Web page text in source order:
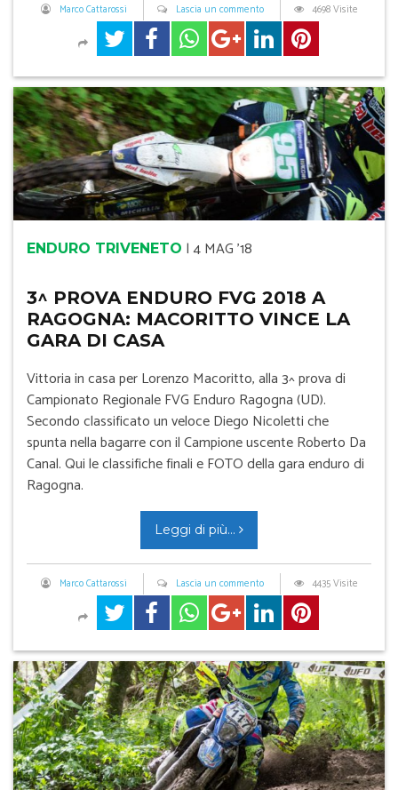
Marco Cattarossi Lascia un commento 4698 Visite
ENDURO TRIVENETO | 4 MAG '18
3^ PROVA ENDURO FVG 2018 A
RAGOGNA: MACORITTO VINCE LA
GARA DI CASA
Vittoria in casa per Lorenzo Macoritto, alla 3^ prova di
Campionato Regionale FVG Enduro Ragogna (UD).
Secondo classificato un veloce Diego Nicoletti che
spunta nella bagarre con il Campione uscente Roberto Da
Canal. Qui le classifiche finali e FOTO della gara enduro di
Ragogna.
Leggi di più...
Marco Cattarossi Lascia un commento 4435 Visite